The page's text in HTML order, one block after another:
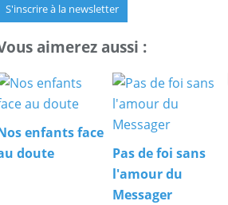
S'inscrire à la newsletter
aimerez aussi :
enfants face
doute
Pas de foi sans
l'amour du
Messager